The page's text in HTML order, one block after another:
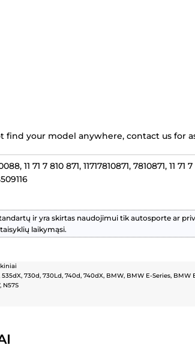
your model anywhere, contact us for
11 71 7 810 871, 11717810871, 7810871, 11
ir yra skirtas naudojimui tik autosporte ar
laikymąsi.
535dX, 730d, 730Ld, 740d, 740dX, BMW, BMW E-Series, BMW
, N57S